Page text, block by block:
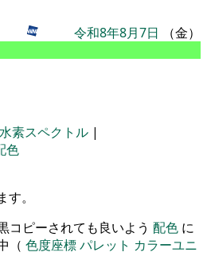
令和8年8月7日 （金）
水素スペクトル |
色
。
コピーされても良いよう 配色 に
（ 色度座標パレット カラーユニ